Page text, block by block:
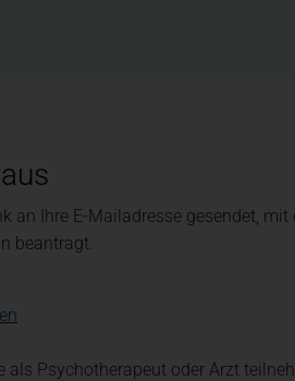
Ihre E-Mailadresse gesendet,
beantragt.
als Psychotherapeut oder Arzt